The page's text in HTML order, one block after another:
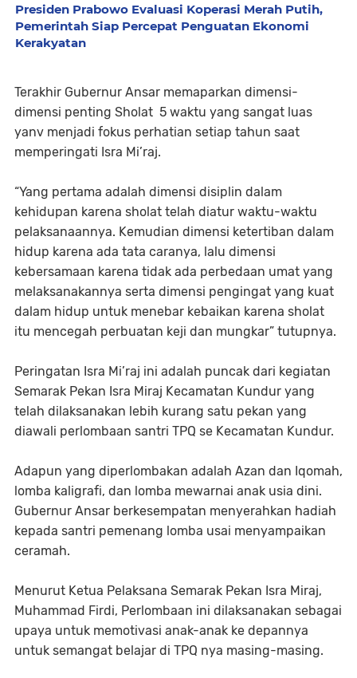
Presiden Prabowo Evaluasi Koperasi Merah Putih,
Pemerintah Siap Percepat Penguatan Ekonomi
Kerakyatan
Terakhir Gubernur Ansar memaparkan dimensi-
dimensi penting Sholat 5 waktu yang sangat luas
yanv menjadi fokus perhatian setiap tahun saat
memperingati Isra Mi’raj.
“Yang pertama adalah dimensi disiplin dalam
kehidupan karena sholat telah diatur waktu-waktu
pelaksanaannya. Kemudian dimensi ketertiban dalam
hidup karena ada tata caranya, lalu dimensi
kebersamaan karena tidak ada perbedaan umat yang
melaksanakannya serta dimensi pengingat yang kuat
dalam hidup untuk menebar kebaikan karena sholat
itu mencegah perbuatan keji dan mungkar” tutupnya.
Peringatan Isra Mi’raj ini adalah puncak dari kegiatan
Semarak Pekan Isra Miraj Kecamatan Kundur yang
telah dilaksanakan lebih kurang satu pekan yang
diawali perlombaan santri TPQ se Kecamatan Kundur.
Adapun yang diperlombakan adalah Azan dan Iqomah,
lomba kaligrafi, dan lomba mewarnai anak usia dini.
Gubernur Ansar berkesempatan menyerahkan hadiah
kepada santri pemenang lomba usai menyampaikan
ceramah.
Menurut Ketua Pelaksana Semarak Pekan Isra Miraj,
Muhammad Firdi, Perlombaan ini dilaksanakan sebagai
upaya untuk memotivasi anak-anak ke depannya
untuk semangat belajar di TPQ nya masing-masing.